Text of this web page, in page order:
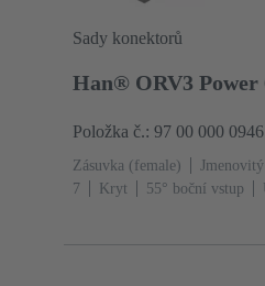
Sady konektorů
Han® ORV3 Power
Položka č.: 97 00 000 0946
Zásuvka (female)
7
Kryt 55° boční vstup